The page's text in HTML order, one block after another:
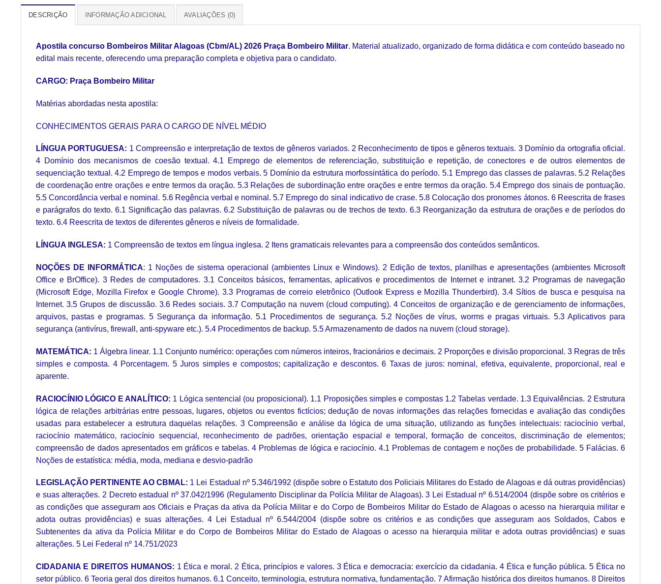
DESCRIÇÃO INFORMAÇÃO ADICIONAL AVALIAÇÕES (0)
Apostila concurso Bombeiros Militar Alagoas (Cbm/AL) 2026 Praça Bombeiro Militar. Material atualizado, organizado de forma didática e com conteúdo baseado no
edital mais recente, oferecendo uma preparação completa e objetiva para o candidato.
CARGO: Praça Bombeiro Militar
Matérias abordadas nesta apostila:
CONHECIMENTOS GERAIS PARA O CARGO DE NÍVEL MÉDIO
LÍNGUA PORTUGUESA: 1 Compreensão e interpretação de textos de gêneros variados. 2 Reconhecimento de tipos e gêneros textuais. 3 Domínio da ortografia oficial.
4 Domínio dos mecanismos de coesão textual. 4.1 Emprego de elementos de referenciação, substituição e repetição, de conectores e de outros elementos de
sequenciação textual. 4.2 Emprego de tempos e modos verbais. 5 Domínio da estrutura morfossintática do período. 5.1 Emprego das classes de palavras. 5.2 Relações
de coordenação entre orações e entre termos da oração. 5.3 Relações de subordinação entre orações e entre termos da oração. 5.4 Emprego dos sinais de pontuação.
5.5 Concordância verbal e nominal. 5.6 Regência verbal e nominal. 5.7 Emprego do sinal indicativo de crase. 5.8 Colocação dos pronomes átonos. 6 Reescrita de frases
e parágrafos do texto. 6.1 Significação das palavras. 6.2 Substituição de palavras ou de trechos de texto. 6.3 Reorganização da estrutura de orações e de períodos do
texto. 6.4 Reescrita de textos de diferentes gêneros e níveis de formalidade.
LÍNGUA INGLESA: 1 Compreensão de textos em língua inglesa. 2 Itens gramaticais relevantes para a compreensão dos conteúdos semânticos.
NOÇÕES DE INFORMÁTICA: 1 Noções de sistema operacional (ambientes Linux e Windows). 2 Edição de textos, planilhas e apresentações (ambientes Microsoft
Office e BrOffice). 3 Redes de computadores. 3.1 Conceitos básicos, ferramentas, aplicativos e procedimentos de Internet e intranet. 3.2 Programas de navegação
(Microsoft Edge, Mozilla Firefox e Google Chrome). 3.3 Programas de correio eletrônico (Outlook Express e Mozilla Thunderbird). 3.4 Sítios de busca e pesquisa na
Internet. 3.5 Grupos de discussão. 3.6 Redes sociais. 3.7 Computação na nuvem (cloud computing). 4 Conceitos de organização e de gerenciamento de informações,
arquivos, pastas e programas. 5 Segurança da informação. 5.1 Procedimentos de segurança. 5.2 Noções de vírus, worms e pragas virtuais. 5.3 Aplicativos para
segurança (antivírus, firewall, anti-spyware etc.). 5.4 Procedimentos de backup. 5.5 Armazenamento de dados na nuvem (cloud storage).
MATEMÁTICA: 1 Álgebra linear. 1.1 Conjunto numérico: operações com números inteiros, fracionários e decimais. 2 Proporções e divisão proporcional. 3 Regras de três
simples e composta. 4 Porcentagem. 5 Juros simples e compostos; capitalização e descontos. 6 Taxas de juros: nominal, efetiva, equivalente, proporcional, real e
aparente.
RACIOCÍNIO LÓGICO E ANALÍTICO: 1 Lógica sentencial (ou proposicional). 1.1 Proposições simples e compostas 1.2 Tabelas verdade. 1.3 Equivalências. 2 Estrutura
lógica de relações arbitrárias entre pessoas, lugares, objetos ou eventos fictícios; dedução de novas informações das relações fornecidas e avaliação das condições
usadas para estabelecer a estrutura daquelas relações. 3 Compreensão e análise da lógica de uma situação, utilizando as funções intelectuais: raciocínio verbal,
raciocínio matemático, raciocínio sequencial, reconhecimento de padrões, orientação espacial e temporal, formação de conceitos, discriminação de elementos;
compreensão de dados apresentados em gráficos e tabelas. 4 Problemas de lógica e raciocínio. 4.1 Problemas de contagem e noções de probabilidade. 5 Falácias. 6
Noções de estatística: média, moda, mediana e desvio-padrão
LEGISLAÇÃO PERTINENTE AO CBMAL: 1 Lei Estadual nº 5.346/1992 (dispõe sobre o Estatuto dos Policiais Militares do Estado de Alagoas e dá outras providências)
e suas alterações. 2 Decreto estadual nº 37.042/1996 (Regulamento Disciplinar da Polícia Militar de Alagoas). 3 Lei Estadual nº 6.514/2004 (dispõe sobre os critérios e
as condições que asseguram aos Oficiais e Praças da ativa da Polícia Militar e do Corpo de Bombeiros Militar do Estado de Alagoas o acesso na hierarquia militar e
adota outras providências) e suas alterações. 4 Lei Estadual nº 6.544/2004 (dispõe sobre os critérios e as condições que asseguram aos Soldados, Cabos e
Subtenentes da ativa da Polícia Militar e do Corpo de Bombeiros Militar do Estado de Alagoas o acesso na hierarquia militar e adota outras providências) e suas
alterações. 5 Lei Federal nº 14.751/2023
CIDADANIA E DIREITOS HUMANOS: 1 Ética e moral. 2 Ética, princípios e valores. 3 Ética e democracia: exercício da cidadania. 4 Ética e função pública. 5 Ética no
setor público. 6 Teoria geral dos direitos humanos. 6.1 Conceito, terminologia, estrutura normativa, fundamentação. 7 Afirmação histórica dos direitos humanos. 8 Direitos